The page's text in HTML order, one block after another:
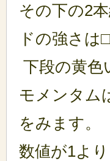
その下の2
ドの強さ
下段の黄色
モメンタム
をみます。
数値が1よ